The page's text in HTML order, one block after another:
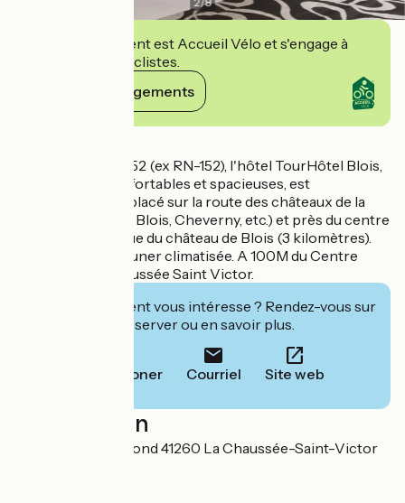
Cet établissement est Accueil Vélo et s'engage à
accueillir des cyclistes.
Voir ses engagements
Situé sur la RD-2152 (ex RN-152), l'hôtel TourHôtel Blois,
34 chambres confortables et spacieuses, est
stratégiquement placé sur la route des châteaux de la
Loire (Chambord, Blois, Cheverny, etc.) et près du centre
historique ainsi que du château de Blois (3 kilomètres).
Salle de petit déjeuner climatisée. A 100M du Centre
Culturel de la Chaussée Saint Victor.
Cet établissement vous intéresse ? Rendez-vous sur
leur site pour réserver ou en savoir plus.
Téléphoner Courriel Site web
Localisation
1 rue de Montprofond 41260 La Chaussée-Saint-Victor